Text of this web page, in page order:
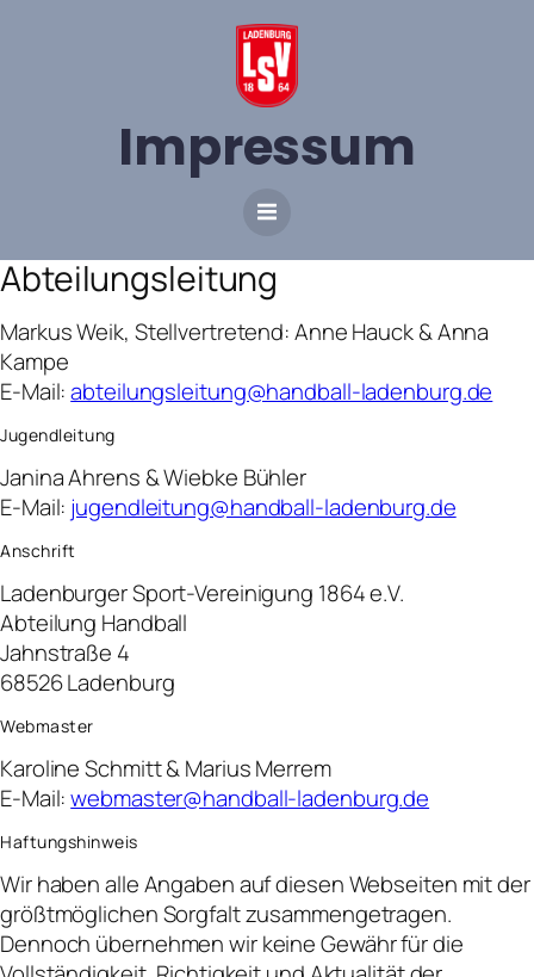
Impressum
Abteilungsleitung
Markus Weik, Stellvertretend: Anne Hauck & Anna
Kampe
E-Mail:abteilungsleitung@handball-ladenburg.de
Jugendleitung
Janina Ahrens & Wiebke Bühler
E-Mail: jugendleitung@handball-ladenburg.de
Anschrift
Ladenburger Sport-Vereinigung 1864 e.V.
Abteilung Handball
Jahnstraße 4
68526 Ladenburg
Webmaster
Karoline Schmitt & Marius Merrem
E-Mail:webmaster@handball-ladenburg.de
Haftungshinweis
Wir haben alle Angaben auf diesen Webseiten mit der
größtmöglichen Sorgfalt zusammengetragen.
Dennoch übernehmen wir keine Gewähr für die